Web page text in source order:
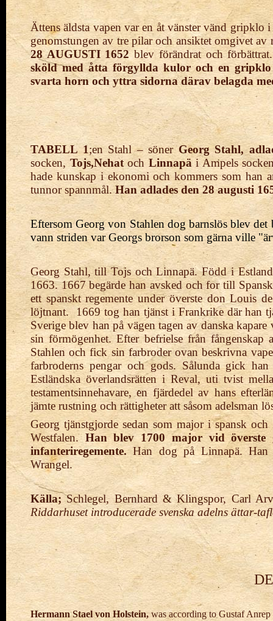
Ättens äldsta vapen var en åt vänster vänd
genomstungen av tre pilar och ansiktet omgivet
28 AUGUSTI 1652blev förändrat och
sköld med åtta förgyllda kulor och en
svarta horn och yttra sidorna därav belagda
TABELL 1;en Stahl – sönerGeorg Stahl,
socken, Tojs,Nehatoch Linnapä i Ampels
hade kunskap i ekonomi och kommers som han
tunnor spannmål.Han adlades den 28 augusti
Eftersom Georg von Stahlen dog barnslös blev
vann striden var Georgs brorson som gärna ville
Georg Stahl, till Tojs och Linnapä. Född i
1663. 1667 begärde han avsked och for till
ett spanskt regemente under överste don Louis
löjtnant. 1669 tog han tjänst i Frankrike där han
Sverige blev han på vägen tagen av danska
sin förmögenhet. Efter befrielse från
Stahlen och fick sin farbroder ovan beskrivna
farbroderns pengar och gods. Sålunda gick
Estländska överlandsrätten i Reval, uti tvist
testamentsinnehavare, en fjärdedel av hans
jämte rustning och rättigheter att såsom adelsman
Georg tjänstgjorde sedan som major i spansk
Westfalen. Han blev 1700 major vid
infanteriregemente.Han dog på Linnapä. Han
Wrangel.
Källa; Schlegel, Bernhard & Klingspor, Carl
Riddarhuset introducerade svenska adelns ättar-
Hermann Stael von Holstein, was according to Gustaf